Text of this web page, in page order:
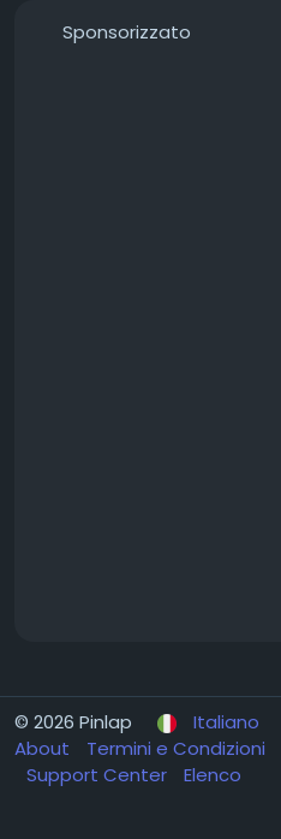
Sponsorizzato
© 2026 Pinlap
Italiano
About
Termini e Condizioni
Support Center
Elenco